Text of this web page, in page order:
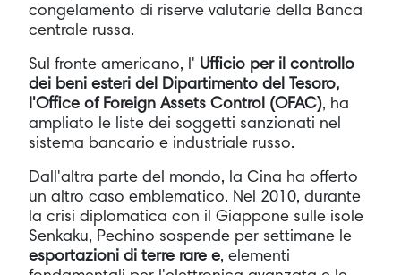
congelamento di riserve valutarie della Banca
centrale russa.
Sul fronte americano, l' Ufficio per il controllo
dei beni esteri del Dipartimento del Tesoro,
l'Office of Foreign Assets Control (OFAC), ha
ampliato le liste dei soggetti sanzionati nel
sistema bancario e industriale russo.
Dall'altra parte del mondo, la Cina ha offerto
un altro caso emblematico. Nel 2010, durante
la crisi diplomatica con il Giappone sulle isole
Senkaku, Pechino sospende per settimane le
esportazioni di terre rare e, elementi